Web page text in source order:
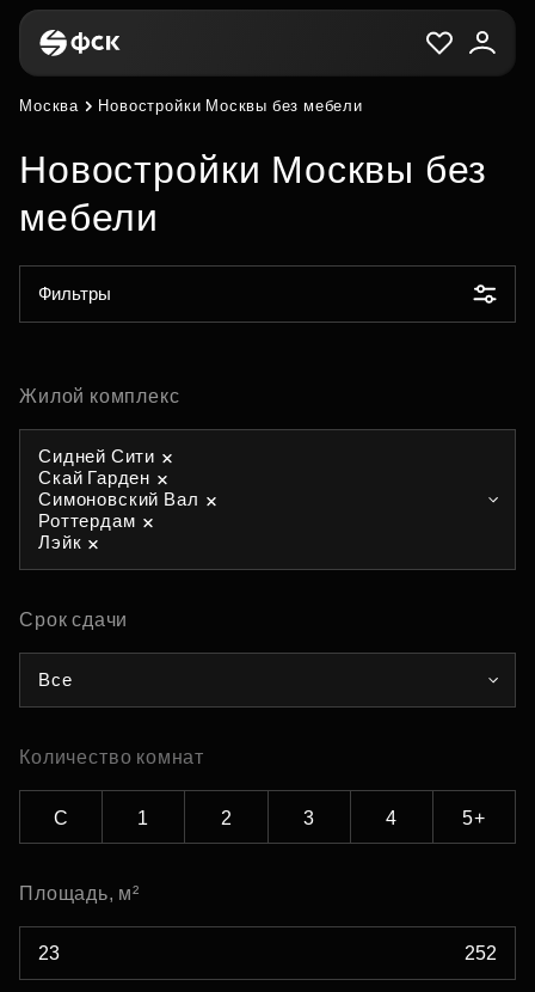
Москва Новостройки Москвы без мебели
Новостройки Москвы без
мебели
Фильтры
Жилой комплекс
Сидней Сити
Скай Гарден
Симоновский Вал
Роттердам
Лэйк
Срок сдачи
Все
Количество комнат
С 1 2 3 4 5+
Площадь, м²